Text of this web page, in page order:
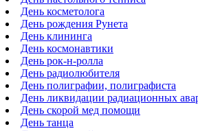
День косметолога
День рождения Рунета
День клининга
День космонавтики
День рок-н-ролла
День радиолюбителя
День полиграфии, полиграфиста
День ликвидации радиационных
День скорой мед помощи
День танца